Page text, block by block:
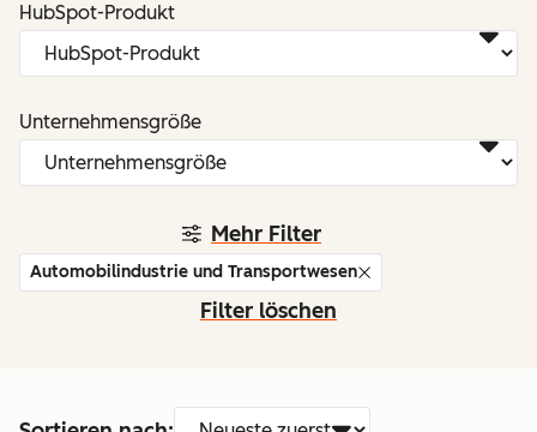
Mehr Filter
HubSpot-Produkt
Unternehmensgröße
Automobilindustrie und Transportwesen
Filter löschen